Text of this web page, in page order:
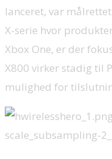
lanceret, var
X-serie hvor
Xbox One, er der
X800 virker stadig til
mulighed for